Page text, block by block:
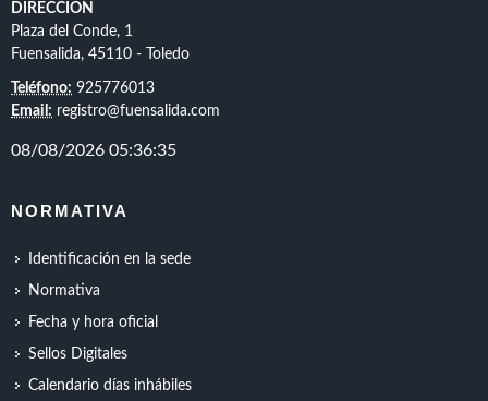
DIRECCIÓN
Plaza del Conde, 1
Fuensalida, 45110 - Toledo
Teléfono: 925776013
Email: registro@fuensalida.com
NORMATIVA
Identificación en la sede
Normativa
Fecha y hora oficial
Sellos Digitales
Calendario días inhábiles